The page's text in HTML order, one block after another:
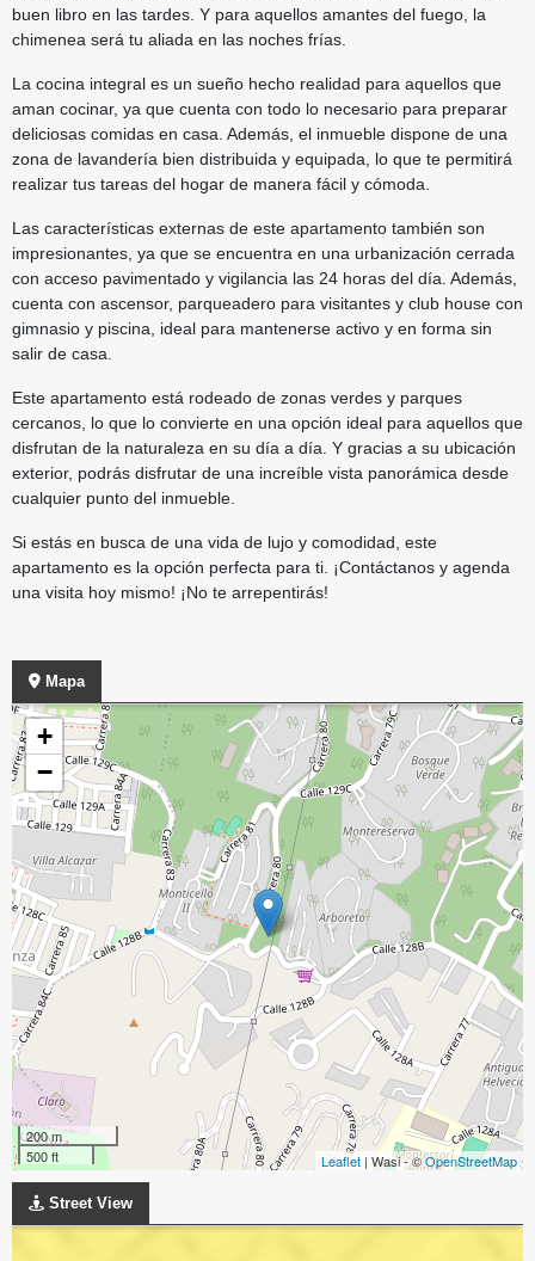
buen libro en las tardes. Y para aquellos amantes del fuego, la
chimenea será tu aliada en las noches frías.
La cocina integral es un sueño hecho realidad para aquellos que
aman cocinar, ya que cuenta con todo lo necesario para preparar
deliciosas comidas en casa. Además, el inmueble dispone de una
zona de lavandería bien distribuida y equipada, lo que te permitirá
realizar tus tareas del hogar de manera fácil y cómoda.
Las características externas de este apartamento también son
impresionantes, ya que se encuentra en una urbanización cerrada
con acceso pavimentado y vigilancia las 24 horas del día. Además,
cuenta con ascensor, parqueadero para visitantes y club house con
gimnasio y piscina, ideal para mantenerse activo y en forma sin
salir de casa.
Este apartamento está rodeado de zonas verdes y parques
cercanos, lo que lo convierte en una opción ideal para aquellos que
disfrutan de la naturaleza en su día a día. Y gracias a su ubicación
exterior, podrás disfrutar de una increíble vista panorámica desde
cualquier punto del inmueble.
Si estás en busca de una vida de lujo y comodidad, este
apartamento es la opción perfecta para ti. ¡Contáctanos y agenda
una visita hoy mismo! ¡No te arrepentirás!
Mapa
+
−
200 m
500 ft
Leaflet | Wasi - ©OpenStreetMap
Street View